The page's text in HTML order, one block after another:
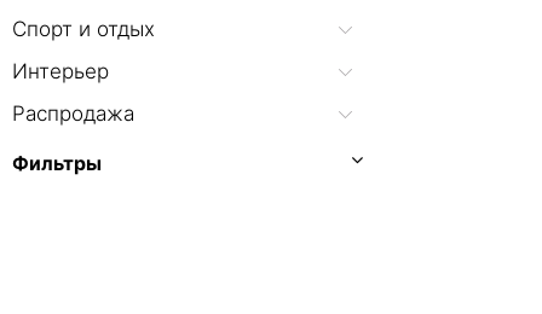
Спорт и отдых
Интерьер
Распродажа
Фильтры